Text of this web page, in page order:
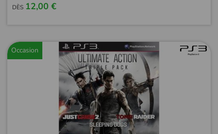
DÈS 12,00 €
Occasion